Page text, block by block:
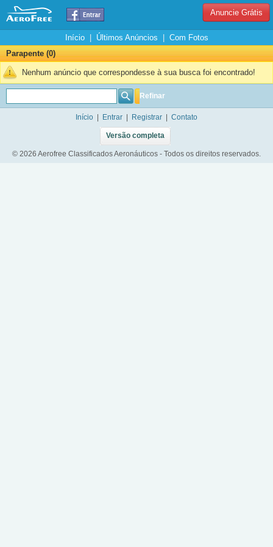
Anuncie Grátis
Início| Últimos Anúncios
Com Fotos
Parapente (0)
Nenhum anúncio que correspondesse à sua busca foi encontrado!
Refinar
Início Entrar Registrar Contato
Versão completa
© 2026 Aerofree Classificados Aeronáuticos - Todos os direitos reservados.